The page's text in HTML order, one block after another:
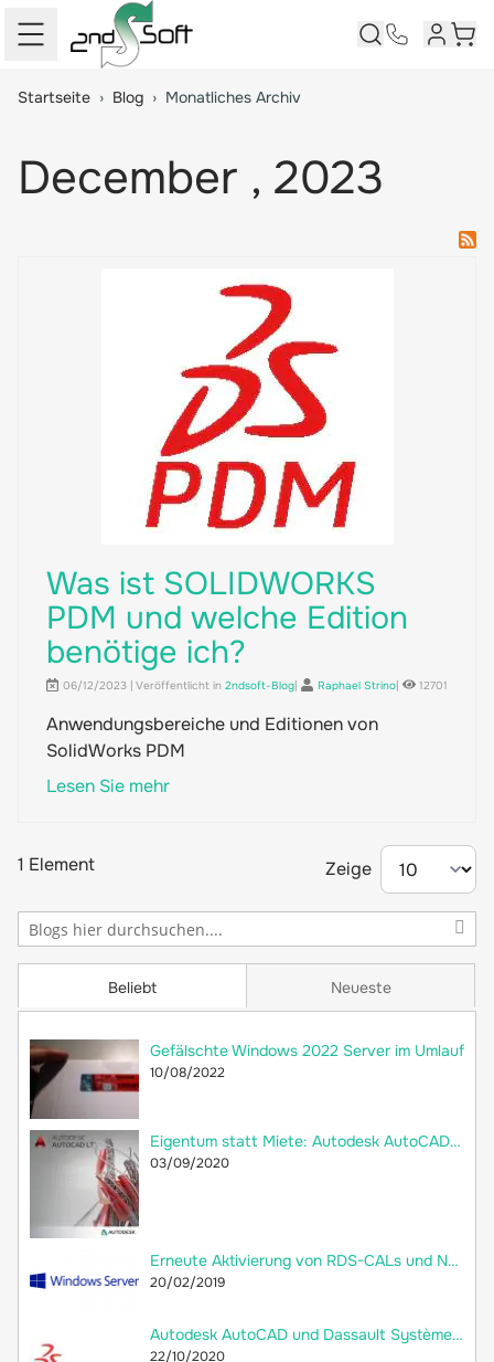
Startseite › Blog › Monatliches Archiv
December , 2023
Beliebt
Gefälschte Windows 2022 Server im Umlauf
10/08/2022
Eigentum statt Miete: Autodesk AutoCAD LT 2018 jetzt als Dauerlizenz bei 2ndsoft kaufen!
03/09/2020
Erneute Aktivierung von RDS-CALs und Neuerstellung der Remotedesktop-Lizenzdatenbank
20/02/2019
Autodesk AutoCAD und Dassault Systèmes SolidWorks: Welche Unterschiede gibt es?
22/10/2020
Neueste
Was ist SOLIDWORKS
PDM und welche Edition
benötige ich?
06/12/2023 | Veröffentlicht in 2ndsoft-Blog| Raphael Strino| 12701
Anwendungsbereiche und Editionen von
SolidWorks PDM
Lesen Sie mehr
1 Element Zeige